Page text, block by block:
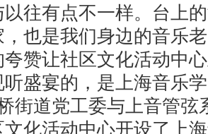
往有点不一样。台上
也是我们身边的音乐
让社区文化活动中心
盛宴的，是上海音乐
街道党工委与上音管弦
化活动中心开设了上